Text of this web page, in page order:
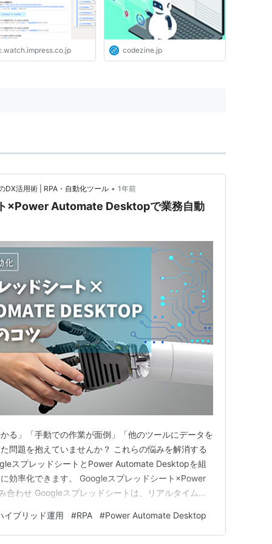
codezine.jp
DX活用術 | RPA・自動化ツール • 1年前
×Power Automate Desktopで業務自動
る」「手動での作業が面倒」「他のツールにデータを
問題を抱えていませんか？ これらの悩みを解消する
スプレッドシートとPower Automate Desktopを組
効率化できます。 Googleスプレッドシート×Power
わせ Googleスプレッドシートは、リアルタイムで
する作業は時間がかかります。そこで登場するのが…
イブリッド運用 #RPA #Power Automate Desktop